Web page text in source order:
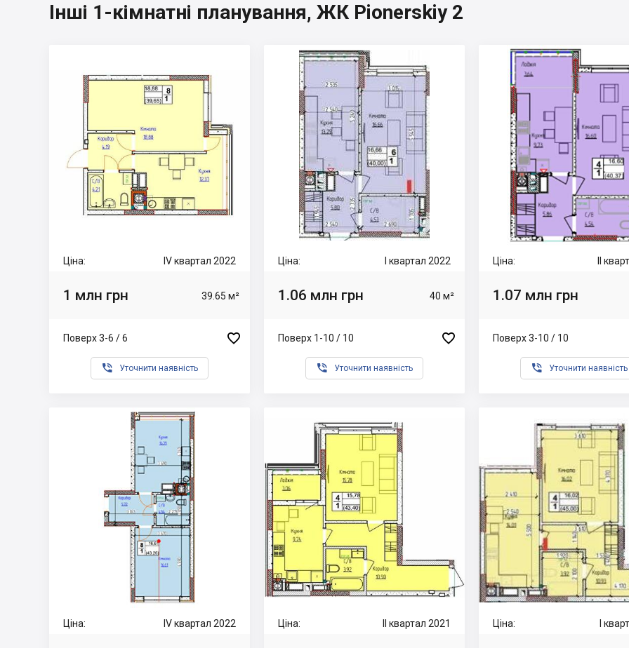
Інші 1-кімнатні планування, ЖК Pionerskiy 2
Ціна: IV квартал 2022
1 млн грн 39.65 м²
Поверх 3-6 / 6 
 Уточнити наявність
Ціна: I квартал 2022
1.06 млн грн 40 м²
Поверх 1-10 / 10 
 Уточнити наявність
Ціна: II
1.07 млн грн
Поверх 3-10 / 10
 Уточнити наявність
Ціна: IV квартал 2022 Ціна: II квартал 2021 Ціна: I